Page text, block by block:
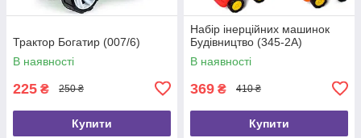
Трактор Богатир (007/6)
В наявності
225 ₴ 250 ₴
Купити
Набір інерційних машинок
Будівництво (345-2A)
В наявності
369 ₴ 410 ₴
Купити